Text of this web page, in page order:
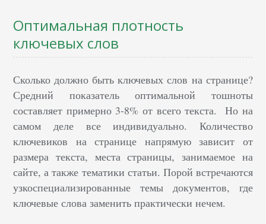
Оптимальная плотность
ключевых слов
Сколько должно быть ключевых слов на странице?
Средний показатель оптимальной тошноты
составляет примерно 3-8% от всего текста. Но на
самом деле все индивидуально. Количество
ключевиков на странице напрямую зависит от
размера текста, места страницы, занимаемое на
сайте, а также тематики статьи. Порой встречаются
узкоспециализированные темы документов, где
ключевые слова заменить практически нечем.